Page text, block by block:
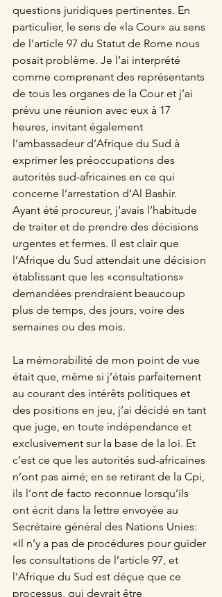
questions juridiques pertinentes. En
particulier, le sens de «la Cour» au sens
de l’article 97 du Statut de Rome nous
posait problème. Je l’ai interprété
comme comprenant des représentants
de tous les organes de la Cour et j’ai
prévu une réunion avec eux à 17
heures, invitant également
l’ambassadeur d’Afrique du Sud à
exprimer les préoccupations des
autorités sud-africaines en ce qui
concerne l’arrestation d’Al Bashir.
Ayant été procureur, j’avais l’habitude
de traiter et de prendre des décisions
urgentes et fermes. Il est clair que
l’Afrique du Sud attendait une décision
établissant que les «consultations»
demandées prendraient beaucoup
plus de temps, des jours, voire des
semaines ou des mois.
La mémorabilité de mon point de vue
était que, même si j’étais parfaitement
au courant des intérêts politiques et
des positions en jeu, j’ai décidé en tant
que juge, en toute indépendance et
exclusivement sur la base de la loi. Et
c’est ce que les autorités sud-africaines
n’ont pas aimé; en se retirant de la Cpi,
ils l’ont de facto reconnue lorsqu’ils
ont écrit dans la lettre envoyée au
Secrétaire général des Nations Unies:
«Il n’y a pas de procédures pour guider
les consultations de l’article 97, et
l’Afrique du Sud est déçue que ce
processus, qui devrait être